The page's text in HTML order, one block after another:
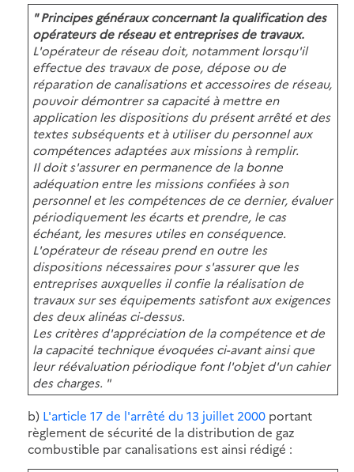
" Principes généraux concernant la qualification des
opérateurs de réseau et entreprises de travaux.
L'opérateur de réseau doit, notamment lorsqu'il
effectue des travaux de pose, dépose ou de
réparation de canalisations et accessoires de réseau,
pouvoir démontrer sa capacité à mettre en
application les dispositions du présent arrêté et des
textes subséquents et à utiliser du personnel aux
compétences adaptées aux missions à remplir.
Il doit s'assurer en permanence de la bonne
adéquation entre les missions confiées à son
personnel et les compétences de ce dernier, évaluer
périodiquement les écarts et prendre, le cas
échéant, les mesures utiles en conséquence.
L'opérateur de réseau prend en outre les
dispositions nécessaires pour s'assurer que les
entreprises auxquelles il confie la réalisation de
travaux sur ses équipements satisfont aux exigences
des deux alinéas ci-dessus.
Les critères d'appréciation de la compétence et de
la capacité technique évoquées ci-avant ainsi que
leur réévaluation périodique font l'objet d'un cahier
des charges. "
b) L'article 17 de l'arrêté du 13 juillet 2000 portant
règlement de sécurité de la distribution de gaz
combustible par canalisations est ainsi rédigé :